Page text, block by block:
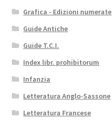
Grafica - Edizioni numerate
Guide Antiche
Guide T.C.I.
Index libr. prohibitorum
Infanzia
Letteratura Anglo-Sassone
Letteratura Francese